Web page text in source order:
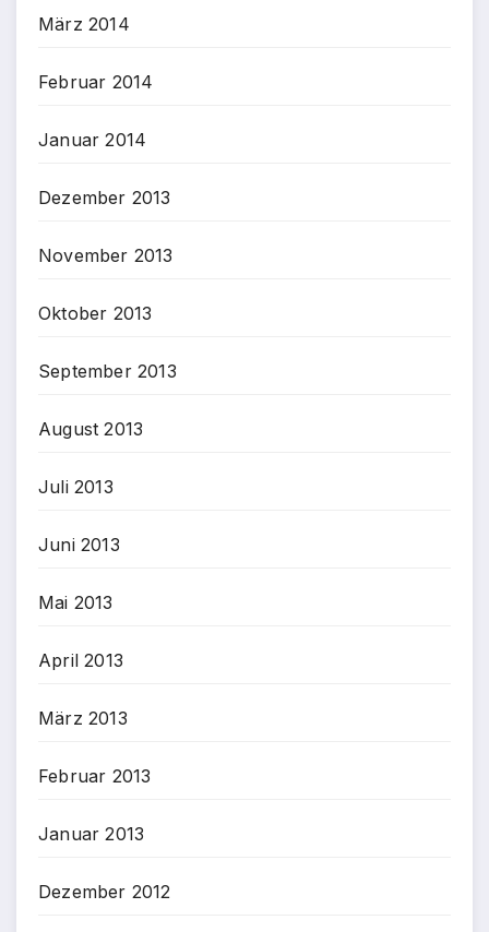
März 2014
Februar 2014
Januar 2014
Dezember 2013
November 2013
Oktober 2013
September 2013
August 2013
Juli 2013
Juni 2013
Mai 2013
April 2013
März 2013
Februar 2013
Januar 2013
Dezember 2012